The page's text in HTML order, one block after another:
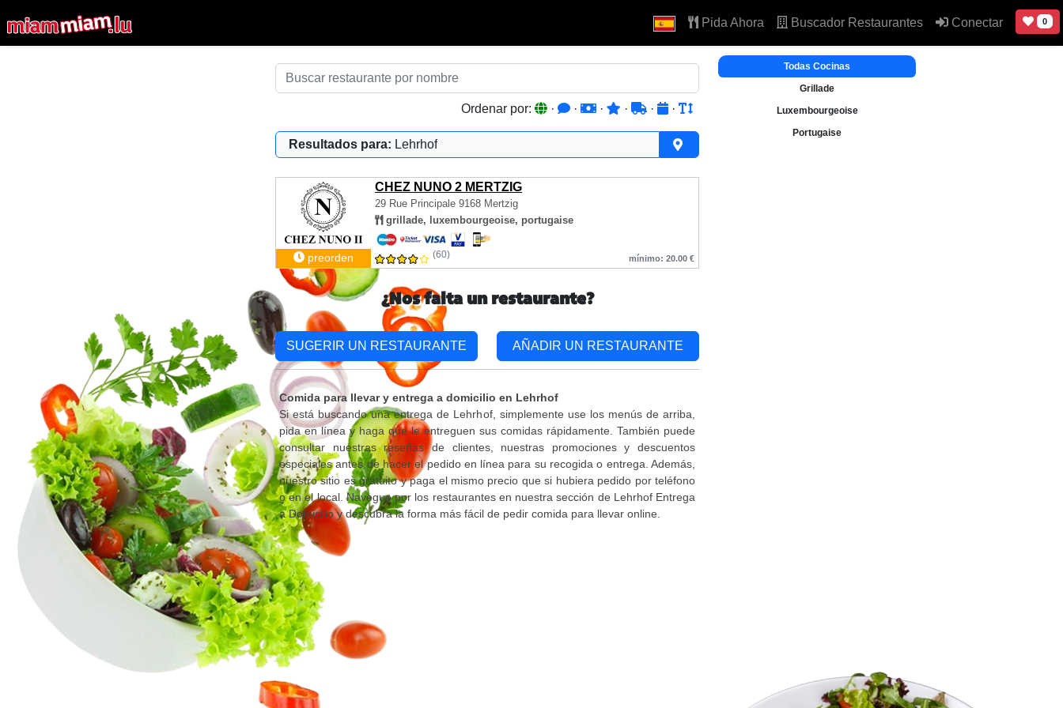
Pida Ahora Buscador Restaurantes Conectar 0
Ordenar por: · · · · · ·
Resultados para: Lehrhof
CHEZ NUNO 2 MERTZIG
29 Rue Principale 9168 Mertzig
grillade, luxembourgeoise, portugaise
preorden (60) mínimo: 20.00 €
Todas Cocinas
Grillade
Luxembourgeoise
Portugaise
¿Nos falta un restaurante?
SUGERIR UN RESTAURANTE AÑADIR UN RESTAURANTE
Comida para llevar y entrega a domicilio en Lehrhof
Si está buscando una entrega de Lehrhof, simplemente use los menús de arriba,
pida en línea y haga que le entreguen sus comidas rápidamente. También puede
consultar nuestras reseñas de clientes, nuestras promociones y descuentos
especiales antes de hacer el pedido en línea para su recogida o entrega. Además,
nuestro sitio es gratuito y paga el mismo precio que si hubiera pedido por teléfono
o en el local. Navegue por los restaurantes en nuestra sección de Lehrhof Entrega
a Domicilio y descubra la forma más fácil de pedir comida para llevar online.